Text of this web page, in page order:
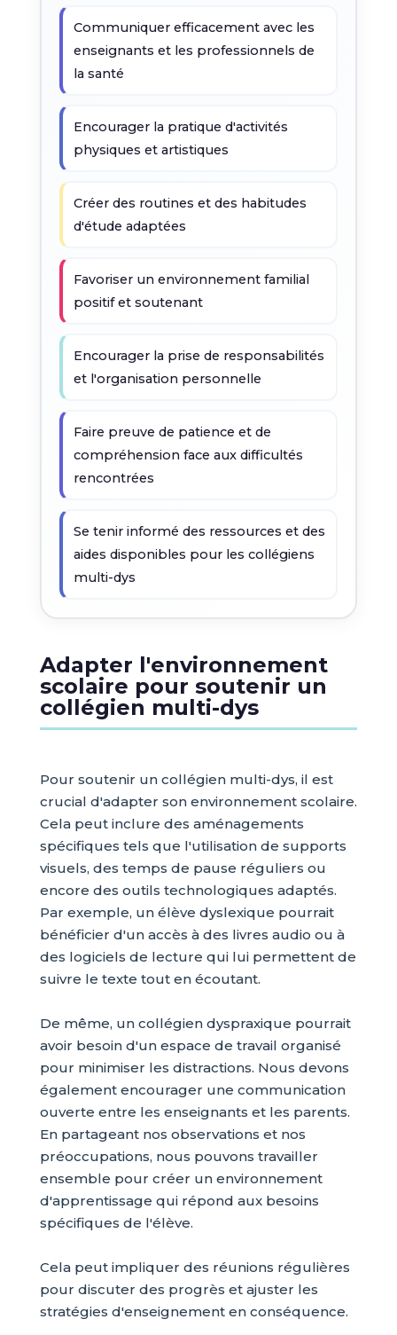
Communiquer efficacement avec les
enseignants et les professionnels de
la santé
Encourager la pratique d'activités
physiques et artistiques
Créer des routines et des habitudes
d'étude adaptées
Favoriser un environnement familial
positif et soutenant
Encourager la prise de responsabilités
et l'organisation personnelle
Faire preuve de patience et de
compréhension face aux difficultés
rencontrées
Se tenir informé des ressources et des
aides disponibles pour les collégiens
multi-dys
Adapter l'environnement
scolaire pour soutenir un
collégien multi-dys
Pour soutenir un collégien multi-dys, il est
crucial d'adapter son environnement scolaire.
Cela peut inclure des aménagements
spécifiques tels que l'utilisation de supports
visuels, des temps de pause réguliers ou
encore des outils technologiques adaptés.
Par exemple, un élève dyslexique pourrait
bénéficier d'un accès à des livres audio ou à
des logiciels de lecture qui lui permettent de
suivre le texte tout en écoutant.
De même, un collégien dyspraxique pourrait
avoir besoin d'un espace de travail organisé
pour minimiser les distractions. Nous devons
également encourager une communication
ouverte entre les enseignants et les parents.
En partageant nos observations et nos
préoccupations, nous pouvons travailler
ensemble pour créer un environnement
d'apprentissage qui répond aux besoins
spécifiques de l'élève.
Cela peut impliquer des réunions régulières
pour discuter des progrès et ajuster les
stratégies d'enseignement en conséquence.